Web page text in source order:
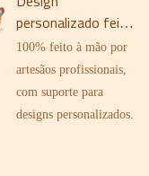
personalizado feito
à mão
100% feito à mão por
artesãos profissionais,
com suporte para
designs personalizados.